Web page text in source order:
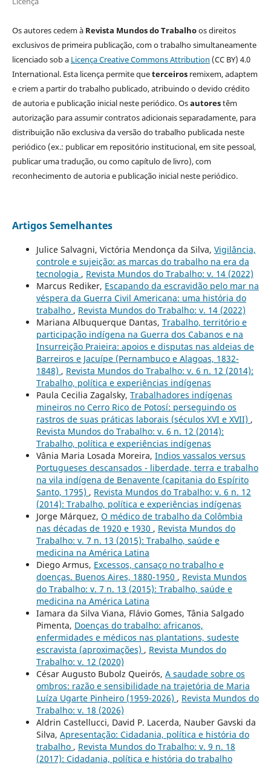
Os autores cedem à Revista Mundos do Trabalhoos direitos
exclusivos de primeira publicação, com o trabalho simultaneamente
licenciado sob a Licença Creative Commons Attribution (CC BY) 4.0
International. Esta licença permite queterceirosremixem, adaptem
e criem a partir do trabalho publicado, atribuindo o devido crédito
de autoria e publicação inicial neste periódico. Osautorestêm
autorização para assumir contratos adicionais separadamente, para
distribuição não exclusiva da versão do trabalho publicada neste
periódico (ex.: publicar em repositório institucional, em site pessoal,
publicar uma tradução, ou como capítulo de livro), com
reconhecimento de autoria e publicação inicial neste periódico.
Artigos Semelhantes
Julice Salvagni, Victória Mendonça da Silva, Vigilância,
controle e sujeição: as marcas do trabalho na era da
tecnologia , Revista Mundos do Trabalho: v. 14 (2022)
Marcus Rediker, Escapando da escravidão pelo mar na
véspera da Guerra Civil Americana: uma história do
trabalho , Revista Mundos do Trabalho: v. 14 (2022)
Mariana Albuquerque Dantas, Trabalho, território e
participação indígena na Guerra dos Cabanos e na
Insurreição Praieira: apoios e disputas nas aldeias de
Barreiros e Jacuípe (Pernambuco e Alagoas, 1832-
1848) , Revista Mundos do Trabalho: v. 6 n. 12 (2014):
Trabalho, política e experiências indígenas
Paula Cecilia Zagalsky, Trabalhadores indígenas
mineiros no Cerro Rico de Potosí: perseguindo os
rastros de suas práticas laborais (séculos XVI e XVII) ,
Revista Mundos do Trabalho: v. 6 n. 12 (2014):
Trabalho, política e experiências indígenas
Vânia Maria Losada Moreira, Indios vassalos versus
Portugueses descansados - liberdade, terra e trabalho
na vila indígena de Benavente (capitania do Espírito
Santo, 1795) , Revista Mundos do Trabalho: v. 6 n. 12
(2014): Trabalho, política e experiências indígenas
Jorge Márquez, O médico de trabalho da Colômbia
nas décadas de 1920 e 1930 , Revista Mundos do
Trabalho: v. 7 n. 13 (2015): Trabalho, saúde e
medicina na América Latina
Diego Armus, Excessos, cansaço no trabalho e
doenças. Buenos Aires, 1880-1950 , Revista Mundos
do Trabalho: v. 7 n. 13 (2015): Trabalho, saúde e
medicina na América Latina
Iamara da Silva Viana, Flávio Gomes, Tânia Salgado
Pimenta, Doenças do trabalho: africanos,
enfermidades e médicos nas plantations, sudeste
escravista (aproximações) , Revista Mundos do
Trabalho: v. 12 (2020)
César Augusto Bubolz Queirós, A saudade sobre os
ombros: razão e sensibilidade na trajetória de Maria
Luíza Ugarte Pinheiro (1959-2026) , Revista Mundos do
Trabalho: v. 18 (2026)
Aldrin Castellucci, David P. Lacerda, Nauber Gavski da
Silva, Apresentação: Cidadania, política e história do
trabalho , Revista Mundos do Trabalho: v. 9 n. 18
(2017): Cidadania, política e história do trabalho